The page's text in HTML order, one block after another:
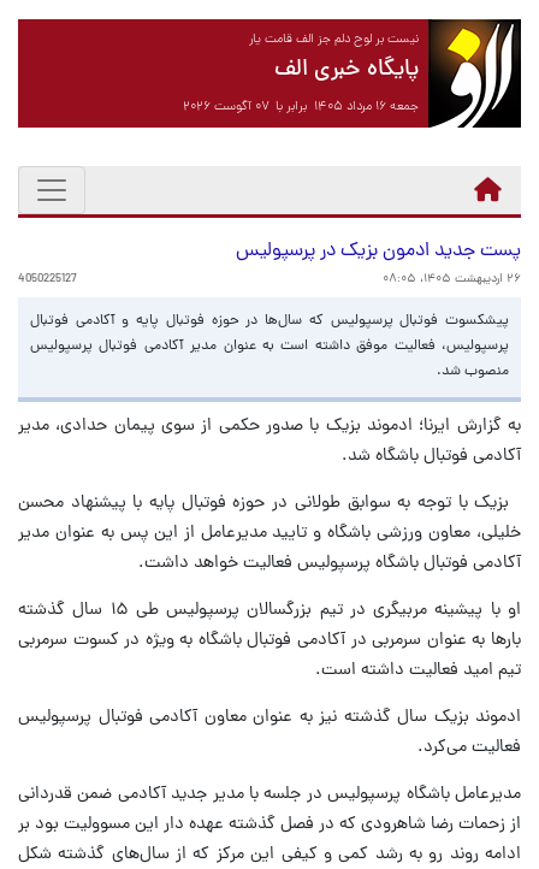
نیست بر لوح دلم جز الف قامت یار
پایگاه خبری الف
جمعه ۱۶ مرداد ۱۴۰۵ برابر با ۰۷ آگوست ۲۰۲۶
پست جدید ادمون بزیک در پرسپولیس
۲۶ اردیبهشت ۱۴۰۵، ۰۸:۰۵ 4050225127
پیشکسوت فوتبال پرسپولیس که سال‌ها در حوزه فوتبال پایه و آکادمی فوتبال
پرسپولیس، فعالیت موفق داشته است به عنوان مدیر آکادمی فوتبال پرسپولیس
منصوب شد.
به گزارش ایرنا؛ ادموند بزیک با صدور حکمی از سوی پیمان حدادی، مدیر
آکادمی فوتبال باشگاه شد.
بزیک با توجه به سوابق طولانی در حوزه فوتبال پایه با پیشنهاد محسن
خلیلی، معاون ورزشی باشگاه و تایید مدیرعامل از این پس به عنوان مدیر
آکادمی فوتبال باشگاه پرسپولیس فعالیت خواهد داشت.
او با پیشینه مربیگری در تیم بزرگسالان پرسپولیس طی ۱۵ سال گذشته
بارها به عنوان سرمربی در آکادمی فوتبال باشگاه به ویژه در کسوت سرمربی
تیم امید فعالیت داشته است.
ادموند بزیک سال گذشته نیز به عنوان معاون آکادمی فوتبال پرسپولیس
فعالیت می‌کرد.
مدیرعامل باشگاه پرسپولیس در جلسه با مدیر جدید آکادمی ضمن قدردانی
از زحمات رضا شاهرودی که در فصل گذشته عهده دار این مسوولیت بود بر
ادامه روند رو به رشد کمی و کیفی این مرکز که از سال‌های گذشته شکل